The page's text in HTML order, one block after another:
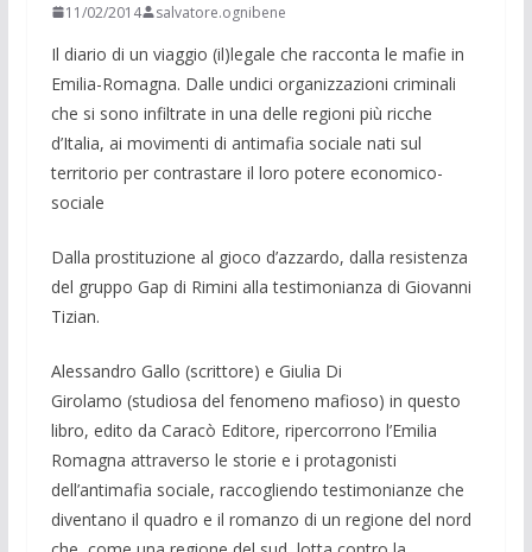
11/02/2014 salvatore.ognibene
Il diario di un viaggio (il)legale che racconta le mafie in
Emilia-Romagna. Dalle undici organizzazioni criminali
che si sono infiltrate in una delle regioni più ricche
d’Italia, ai movimenti di antimafia sociale nati sul
territorio per contrastare il loro potere economico-
sociale
Dalla prostituzione al gioco d’azzardo, dalla resistenza
del gruppo Gap di Rimini alla testimonianza di Giovanni
Tizian.
Alessandro Gallo (scrittore) e Giulia Di
Girolamo (studiosa del fenomeno mafioso) in questo
libro, edito da Caracò Editore, ripercorrono l’Emilia
Romagna attraverso le storie e i protagonisti
dell’antimafia sociale, raccogliendo testimonianze che
diventano il quadro e il romanzo di un regione del nord